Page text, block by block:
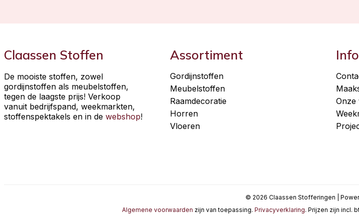
Claassen Stoffen
De mooiste stoffen, zowel
gordijnstoffen als meubelstoffen,
tegen de laagste prijs! Verkoop
vanuit bedrijfspand, weekmarkten,
stoffenspektakels en in de webshop!
Assortiment
Gordijnstoffen
Meubelstoffen
Raamdecoratie
Horren
Vloeren
Onze
© 2026 Claassen Stofferingen |
Algemene voorwaarden zijn van toepassing. Privacyverklaring. Prijzen zijn incl.